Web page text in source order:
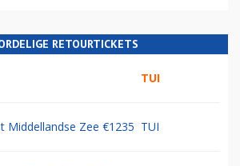
RETOURTICKETS
TUI
Middellandse Zee €1235 TUI